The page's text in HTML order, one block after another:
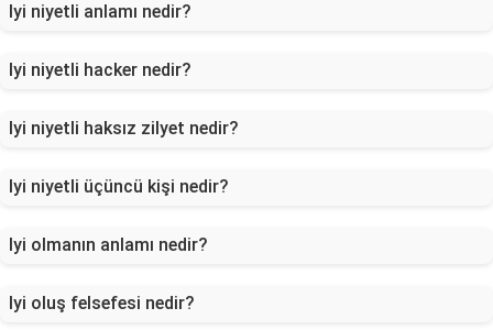
Iyi niyetli anlamı nedir?
Iyi niyetli hacker nedir?
Iyi niyetli haksız zilyet nedir?
Iyi niyetli üçüncü kişi nedir?
Iyi olmanın anlamı nedir?
Iyi oluş felsefesi nedir?